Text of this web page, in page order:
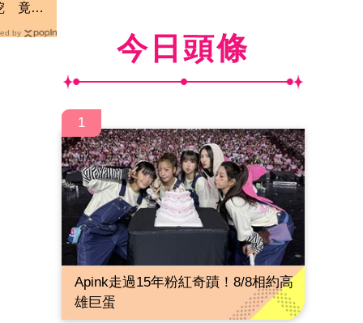
竟是
by 今日頭條
1
Apink走過15年粉紅奇蹟！8/8相約高
雄巨蛋